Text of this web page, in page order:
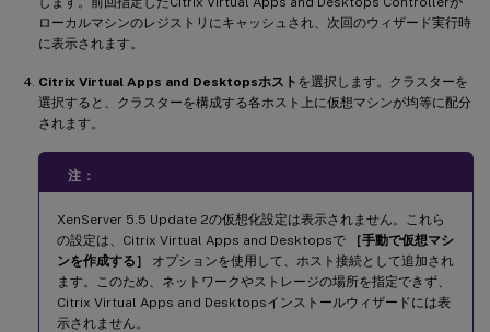
ローカルマシンのレジストリにキャッシュされ、次回のウィザード実行時
に表示されます。
Citrix Virtual Apps and Desktopsホスト を選択します。クラスターを
選択すると、クラスターを構成する各ホスト上に仮想マシンが均等に配分
されます。
注：
XenServer 5.5 Update 2の仮想化設定は表示されません。これら
の設定は、Citrix Virtual Apps and Desktopsで
［手動で仮想マシ
ンを作成する］
オプションを使用して、ホスト接続として追加され
ます。このため、ネットワークやストレージの場所を指定できず、
Citrix Virtual Apps and Desktopsインストールウィザードには表
示されません。